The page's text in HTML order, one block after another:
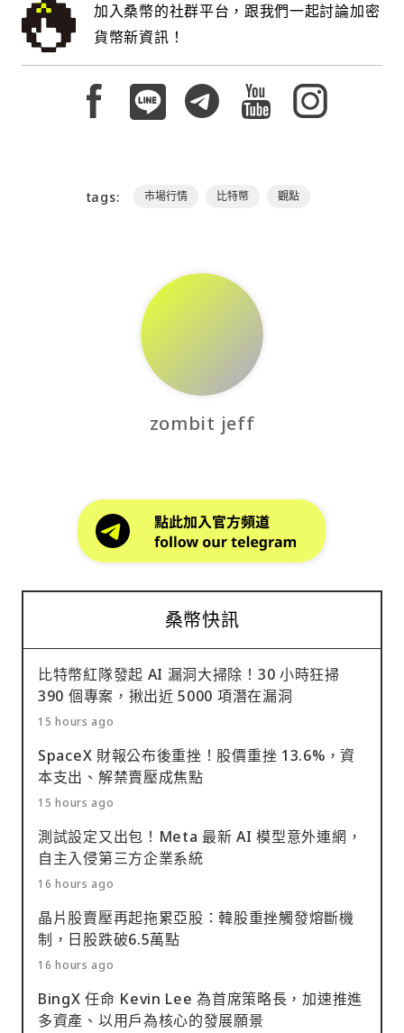
加入桑幣的社群平台，跟我們一起討論加密
貨幣新資訊！
tags: 市場行情 比特幣 觀點
zombit jeff
桑幣快訊
比特幣紅隊發起 AI 漏洞大掃除！30 小時狂掃
390 個專案，揪出近 5000 項潛在漏洞
15 hours ago
SpaceX 財報公布後重挫！股價重挫 13.6%，資
本支出、解禁賣壓成焦點
15 hours ago
測試設定又出包！Meta 最新 AI 模型意外連網，
自主入侵第三方企業系統
16 hours ago
晶片股賣壓再起拖累亞股：韓股重挫觸發熔斷機
制，日股跌破6.5萬點
16 hours ago
BingX 任命 Kevin Lee 為首席策略長，加速推進
多資產、以用戶為核心的發展願景